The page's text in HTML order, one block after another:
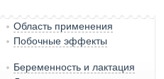
Область применения
Побочные эффекты
Беременность и лактация